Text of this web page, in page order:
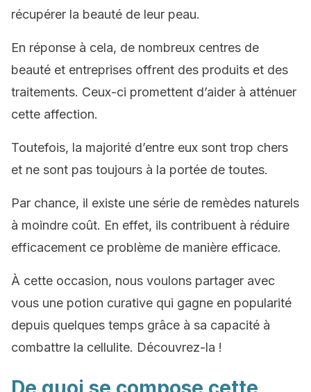
récupérer la beauté de leur peau.
En réponse à cela, de nombreux centres de
beauté et entreprises offrent des produits et des
traitements. Ceux-ci promettent d’aider à atténuer
cette affection.
Toutefois, la majorité d’entre eux sont trop chers
et ne sont pas toujours à la portée de toutes.
Par chance, il existe une série de remèdes naturels
à moindre coût. En effet, ils contribuent à réduire
efficacement ce problème de manière efficace.
À cette occasion, nous voulons partager avec
vous une potion curative qui gagne en popularité
depuis quelques temps grâce à sa capacité à
combattre la cellulite. Découvrez-la !